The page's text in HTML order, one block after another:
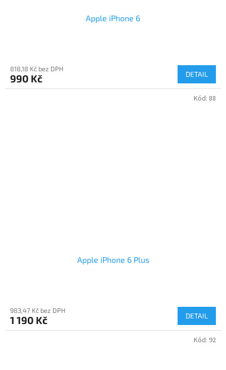
Apple iPhone 6
818,18 Kč bez DPH
990 Kč DETAIL
Apple iPhone 6 Plus
983,47 Kč bez DPH
1 190 Kč DETAIL
Kód: 88
Kód: 92